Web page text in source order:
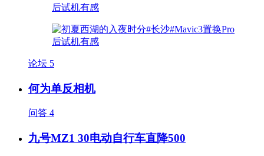
论坛 5
何为单反相机
问答 4
九号MZ1 30电动自行车直降500